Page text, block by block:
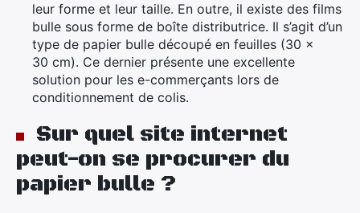
leur forme et leur taille. En outre, il existe des films
bulle sous forme de boîte distributrice. Il s’agit d’un
type de papier bulle découpé en feuilles (30 x
30 cm). Ce dernier présente une excellente
solution pour les e-commerçants lors de
conditionnement de colis.
Sur quel site internet
peut-on se procurer du
papier bulle ?